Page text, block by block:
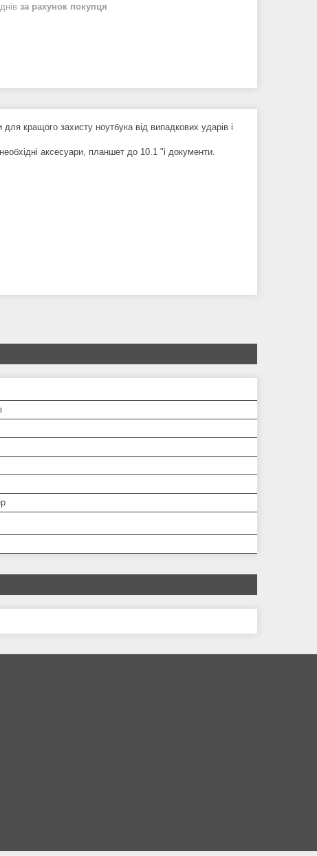
за рахунок покупця
кращого захисту ноутбука від випадкових ударів і
аксесуари, планшет до 10.1 "і документи.